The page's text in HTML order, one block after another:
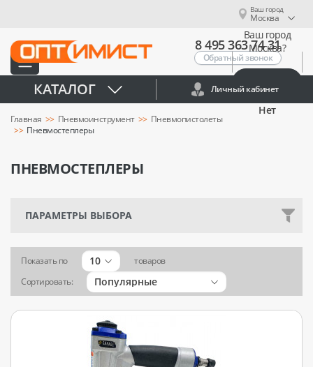
Ваш город
Москва
Ваш город
Москва?
Нет
8 495 363 74 31
Обратный звонок
КАТАЛОГ Личный кабинет
Главная Пневмоинструмент
Пневмопистолеты
Пневмостеплеры
ПНЕВМОСТЕПЛЕРЫ
ПАРАМЕТРЫ ВЫБОРА
Показать по 10
товаров
Сортировать:
Популярные